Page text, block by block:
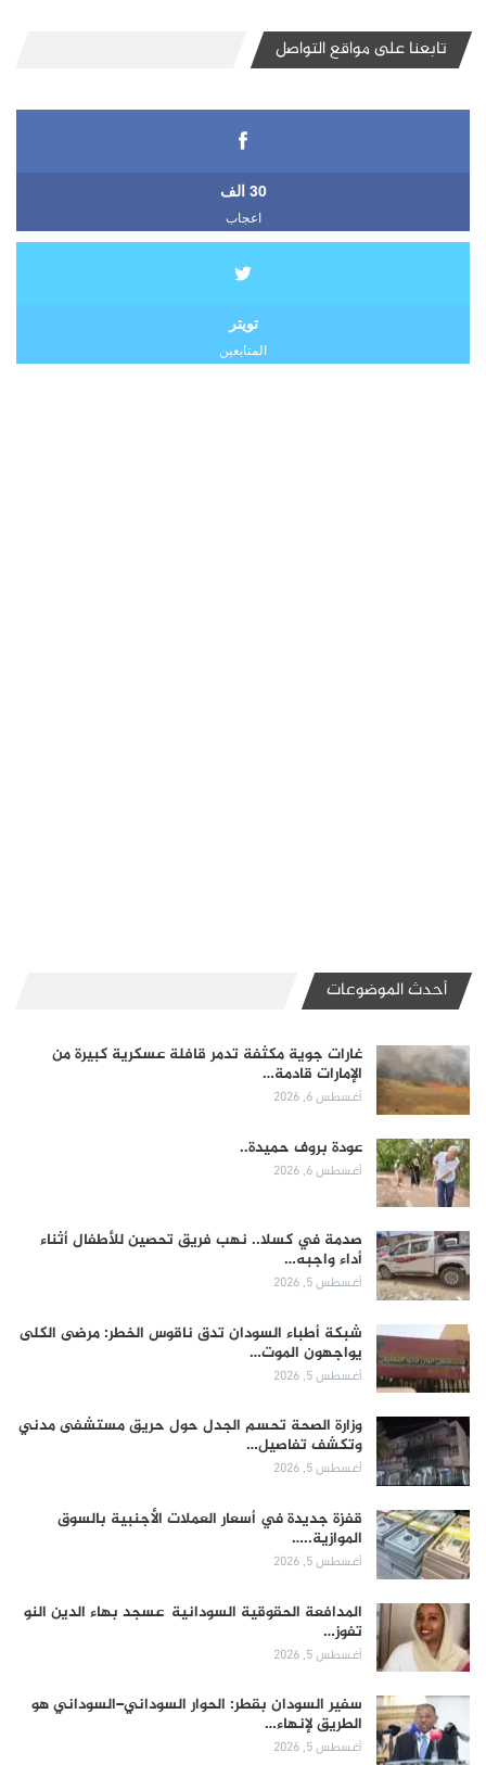
تابعنا على مواقع التواصل
30 الف
اعجاب
تويتر
المتابعين
أحدث الموضوعات
غارات جوية مكثفة تدمر قافلة عسكرية كبيرة من
الإمارات قادمة…
أغسطس 6, 2026
عودة بروف حميدة..
أغسطس 6, 2026
صدمة في كسلا.. نهب فريق تحصين للأطفال أثناء
أداء واجبه…
أغسطس 5, 2026
شبكة أطباء السودان تدق ناقوس الخطر: مرضى الكلى
يواجهون الموت…
أغسطس 5, 2026
وزارة الصحة تحسم الجدل حول حريق مستشفى مدني
وتكشف تفاصيل…
أغسطس 5, 2026
قفزة جديدة في أسعار العملات الأجنبية بالسوق
الموازية..…
أغسطس 5, 2026
المدافعة الحقوقية السودانية عسجد بهاء الدين النو
تفوز…
أغسطس 5, 2026
سفير السودان بقطر: الحوار السوداني–السوداني هو
الطريق لإنهاء…
أغسطس 5, 2026